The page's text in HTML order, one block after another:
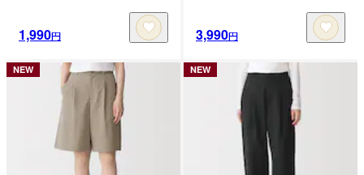
1,990円 3,990円
NEW NEW